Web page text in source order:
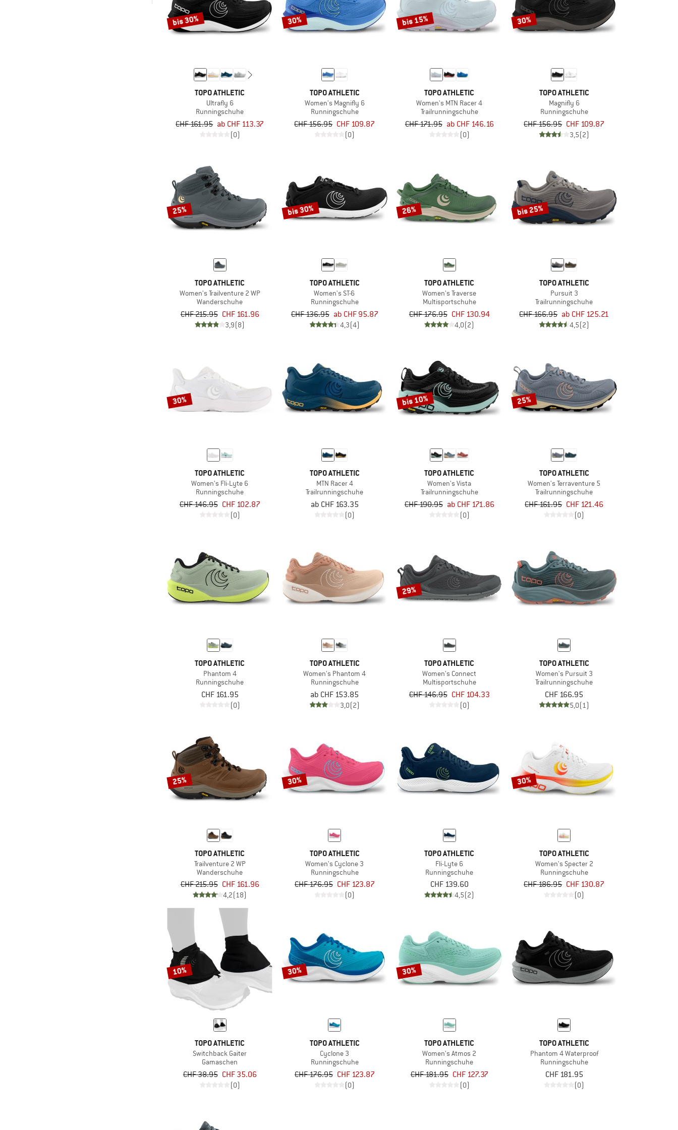
bis 30%
TOPO ATHLETIC
Ultrafly 6
Runningschuhe
CHF 161.95 ab CHF 113.37
(0)
30%
TOPO ATHLETIC
Women's Magnifly 6
Runningschuhe
CHF 156.95 CHF 109.87
(0)
bis 15%
TOPO ATHLETIC
Women's MTN Racer 4
Trailrunningschuhe
CHF 171.95 ab CHF 146.16
(0)
30%
TOPO ATHLETIC
Magnifly 6
Runningschuhe
CHF 156.95 CHF 109.87
3,5(2)
25%
TOPO ATHLETIC
Women's Trailventure 2 WP
Wanderschuhe
CHF 215.95 CHF 161.96
3,9(8)
bis 30%
TOPO ATHLETIC
Women's ST-6
Runningschuhe
CHF 136.95 ab CHF 95.87
4,3(4)
26%
TOPO ATHLETIC
Women's Traverse
Multisportschuhe
CHF 176.95 CHF 130.94
4,0(2)
bis 25%
TOPO ATHLETIC
Pursuit 3
Trailrunningschuhe
CHF 166.95 ab CHF 125.21
4,5(2)
30%
TOPO ATHLETIC
Women's Fli-Lyte 6
Runningschuhe
CHF 146.95 CHF 102.87
(0)
TOPO ATHLETIC
MTN Racer 4
Trailrunningschuhe
ab CHF 163.35
(0)
bis 10%
TOPO ATHLETIC
Women's Vista
Trailrunningschuhe
CHF 190.95 ab CHF 171.86
(0)
25%
TOPO ATHLETIC
Women's Terraventure 5
Trailrunningschuhe
CHF 161.95 CHF 121.46
(0)
TOPO ATHLETIC
Phantom 4
Runningschuhe
CHF 161.95
(0)
TOPO ATHLETIC
Women's Phantom 4
Runningschuhe
ab CHF 153.85
3,0(2)
29%
TOPO ATHLETIC
Women's Connect
Multisportschuhe
CHF 146.95 CHF 104.33
(0)
TOPO ATHLETIC
Women's Pursuit 3
Trailrunningschuhe
CHF 166.95
5,0(1)
25%
TOPO ATHLETIC
Trailventure 2 WP
Wanderschuhe
CHF 215.95 CHF 161.96
4,2(18)
30%
TOPO ATHLETIC
Women's Cyclone 3
Runningschuhe
CHF 176.95 CHF 123.87
(0)
TOPO ATHLETIC
Fli-Lyte 6
Runningschuhe
CHF 139.60
4,5(2)
30%
TOPO ATHLETIC
Women's Specter 2
Runningschuhe
CHF 186.95 CHF 130.87
(0)
10%
TOPO ATHLETIC
Switchback Gaiter
Gamaschen
CHF 38.95 CHF 35.06
(0)
30%
TOPO ATHLETIC
Cyclone 3
Runningschuhe
CHF 176.95 CHF 123.87
(0)
30%
TOPO ATHLETIC
Women's Atmos 2
Runningschuhe
CHF 181.95 CHF 127.37
(0)
TOPO ATHLETIC
Phantom 4 Waterproof
Runningschuhe
CHF 181.95
(0)